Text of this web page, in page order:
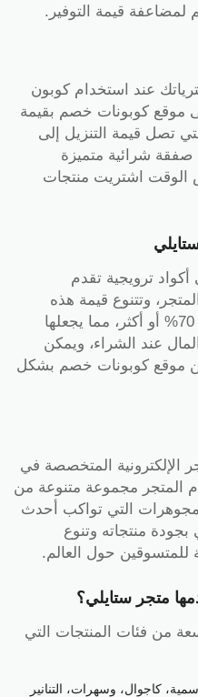
قيمة التوفير.
مشترياتك عند استخدام كوبون
موقع كوبونات خصم بقيمة
التي تصل قيمة التنزيل إلى
صفقة شرائية متميزة
الوقت اشتريت منتجات
ترويجية تقدم
وتتنوع قيمة هذه
الخصومات ويمكن أن تصل إلى 70% أو أكثر، مما يجعلها
عند الشراء، ويمكن
موقع كوبونات خصم بشكل
الإلكترونية المتخصصة في
المتجر مجموعة متنوعة من
التي تواكب أحدث
منتجاته وتنوع
للمتسوقين حول العالم.
متجر ستايلي؟
من فئات المنتجات التي
كاجوال، وسهرات، التنانير